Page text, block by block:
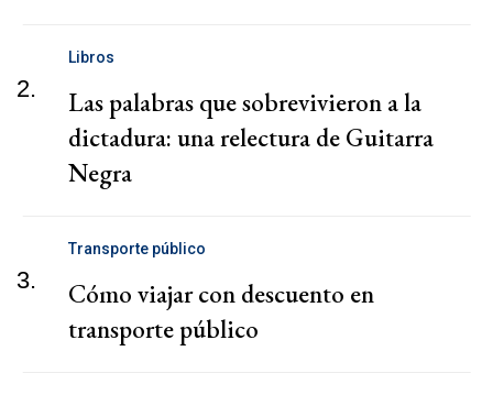
2.
Libros
Las palabras que sobrevivieron a la
dictadura: una relectura de Guitarra
Negra
3.
Transporte público
Cómo viajar con descuento en
transporte público